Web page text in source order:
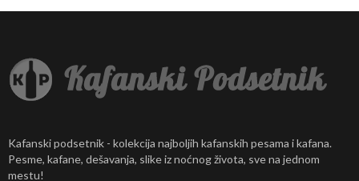
Kafanski podsetnik - kolekcija najboljih kafanskih pesama i kafana.
Pesme, kafane, dešavanja, slike iz noćnog života, sve na jednom
mestu!